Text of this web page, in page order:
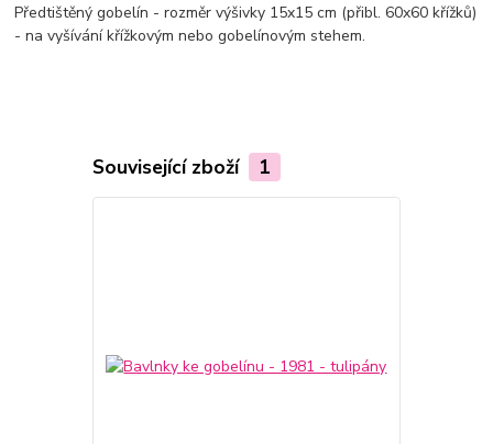
Předtištěný gobelín - rozměr výšivky 15x15 cm (přibl. 60x60 křížků)
- na vyšívání křížkovým nebo gobelínovým stehem.
Související zboží 1